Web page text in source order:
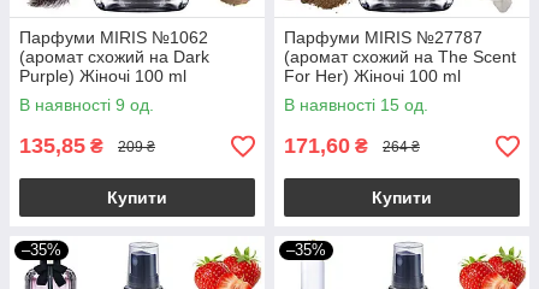
Парфуми MIRIS №1062
(аромат схожий на Dark
Purple) Жіночі 100 ml
В наявності 9 од.
135,85 ₴ 209 ₴
Купити
Парфуми MIRIS №27787
(аромат схожий на The Scent
For Her) Жіночі 100 ml
В наявності 15 од.
171,60 ₴ 264 ₴
Купити
–35% –35%